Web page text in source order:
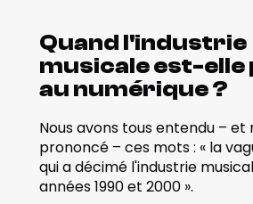
Quand l'industrie
musicale est-elle
au numérique ?
Nous avons tous entendu – et
prononcé – ces mots : « la
qui a décimé l'industrie
années 1990 et 2000 ».